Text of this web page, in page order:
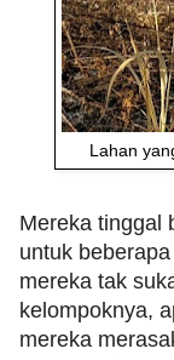
Lahan
Mereka tinggal
untuk
mereka tak
kelompoknya,
mereka